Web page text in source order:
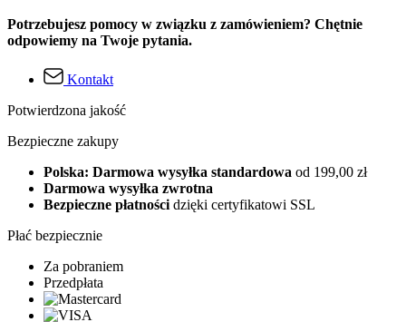
Potrzebujesz pomocy w związku z zamówieniem? Chętnie
odpowiemy na Twoje pytania.
Kontakt
Potwierdzona jakość
Bezpieczne zakupy
Polska: Darmowa wysyłka standardowa od 199,00 zł
Darmowa wysyłka zwrotna
Bezpieczne płatności dzięki certyfikatowi SSL
Płać bezpiecznie
Za pobraniem
Przedpłata